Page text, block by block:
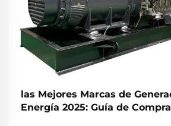
las Mejores Marcas de
Energía 2025: Guía de